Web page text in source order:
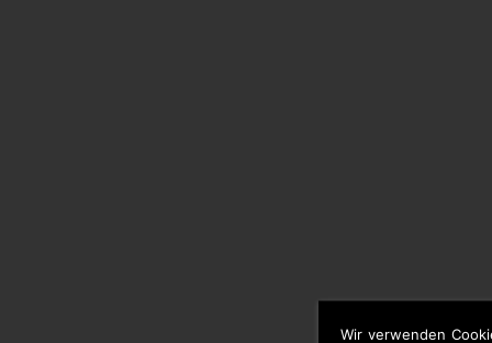
Wir verwenden